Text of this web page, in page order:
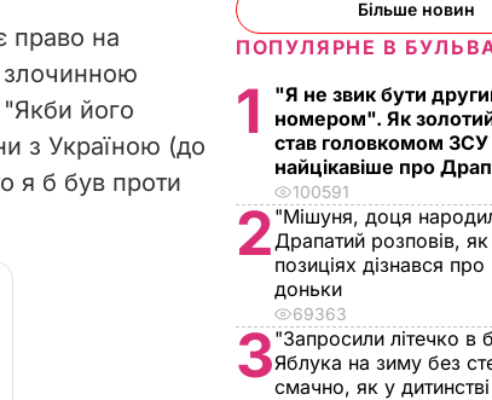
право на
злочинною
його
з Україною (до
я б був проти
Більше новин
ПОПУЛЯРНЕ В
1
"Я не звик бути
номером". Як
став головкомом ЗСУ
найцікавіше про
100591
2 "Мішуня, доця
Драпатий розповів, як
позиціях дізнався
доньки
69363
3"Запросили літечко в
Яблука на зиму без
смачно, як у дитинстві